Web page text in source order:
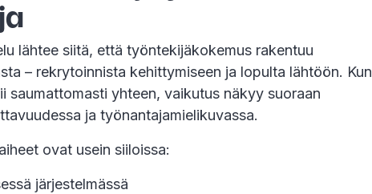
lähtee siitä, että työntekijäkokemus rakentuu
– rekrytoinnista kehittymiseen ja lopulta lähtöön. Kun
saumattomasti yhteen, vaikutus näkyy suoraan
ja työnantajamielikuvassa.
ovat usein siiloissa:
järjestelmässä